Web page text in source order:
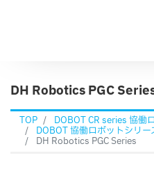
DH Robotics PGC
TOP DOBOT CR series 協働
DOBOT 協働ロボットシリ
DH Robotics PGC Series